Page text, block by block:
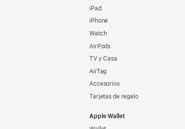
iPad
iPhone
Watch
AirPods
TV y Casa
AirTag
Accesorios
Tarjetas de regalo
Apple Wallet